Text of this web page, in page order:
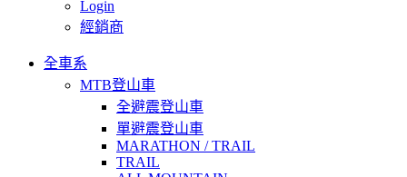
Login
經銷商
全車系
MTB登山車
全避震登山車
單避震登山車
MARATHON / TRAIL
TRAIL